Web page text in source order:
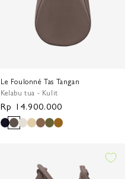
Le Foulonné Tas Tangan
Kelabu tua - Kulit
Harga
reguler
Rp 14.900.000